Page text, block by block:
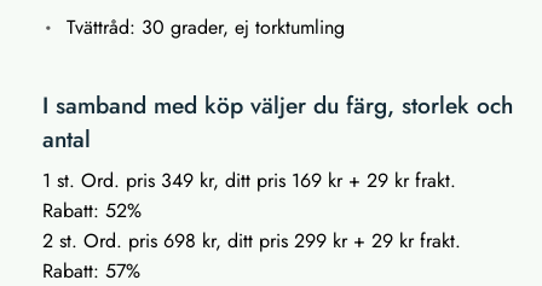
Tvättråd: 30 grader, ej torktumling
I samband med köp väljer du färg, storlek och
antal
1 st. Ord. pris 349 kr, ditt pris 169 kr + 29 kr frakt.
Rabatt: 52%
2 st. Ord. pris 698 kr, ditt pris 299 kr + 29 kr frakt.
Rabatt: 57%